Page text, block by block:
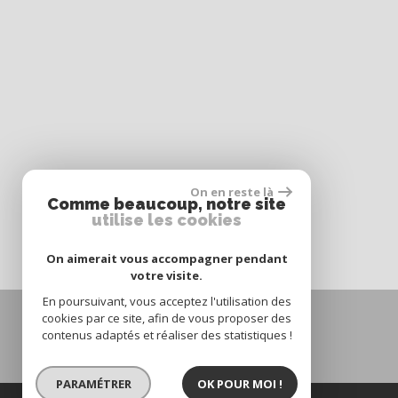
On en reste là
Comme beaucoup, notre site
utilise les cookies
On aimerait vous accompagner pendant
votre visite.
En poursuivant, vous acceptez l'utilisation des
cookies par ce site, afin de vous proposer des
contenus adaptés et réaliser des statistiques !
PARAMÉTRER OK POUR MOI !